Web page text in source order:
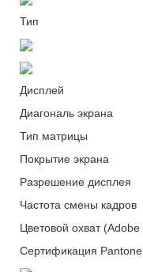
Тип
Дисплей
Диагональ экрана
Тип матрицы
Покрытие экрана
Разрешение дисплея
Частота смены кадров
Цветовой охват (Adobe
Сертификация Pantone